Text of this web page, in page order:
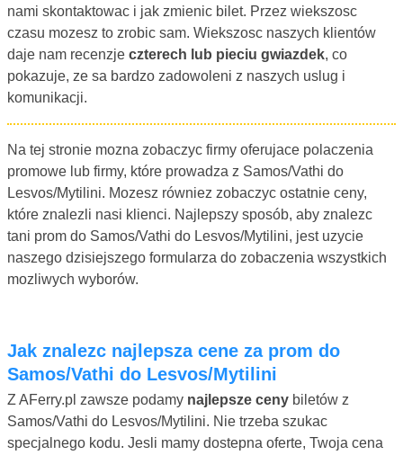
nami skontaktowac i jak zmienic bilet. Przez wiekszosc
czasu mozesz to zrobic sam. Wiekszosc naszych klientów
daje nam recenzje czterech lub pieciu gwiazdek, co
pokazuje, ze sa bardzo zadowoleni z naszych uslug i
komunikacji.
Na tej stronie mozna zobaczyc firmy oferujace polaczenia
promowe lub firmy, które prowadza z Samos/Vathi do
Lesvos/Mytilini. Mozesz równiez zobaczyc ostatnie ceny,
które znalezli nasi klienci. Najlepszy sposób, aby znalezc
tani prom do Samos/Vathi do Lesvos/Mytilini, jest uzycie
naszego dzisiejszego formularza do zobaczenia wszystkich
mozliwych wyborów.
Jak znalezc najlepsza cene za prom do
Samos/Vathi do Lesvos/Mytilini
Z AFerry.pl zawsze podamy najlepsze ceny biletów z
Samos/Vathi do Lesvos/Mytilini. Nie trzeba szukac
specjalnego kodu. Jesli mamy dostepna oferte, Twoja cena